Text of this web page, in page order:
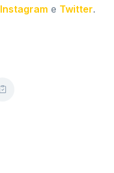
Instagram e Twitter.